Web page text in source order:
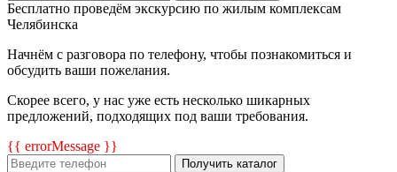
Бесплатно проведём экскурсию по жилым комплексам
Челябинска
Начнём с разговора по телефону, чтобы познакомиться и
обсудить ваши пожелания.
Скорее всего, у нас уже есть несколько шикарных
предложений, подходящих под ваши требования.
{{ errorMessage }}
Получить каталог